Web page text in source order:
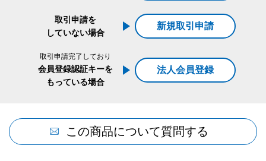
取引申請を
していない場合
新規取引申請
取引申請完了しており
会員登録認証キーを
もっている場合
法人会員登録
この商品について質問する